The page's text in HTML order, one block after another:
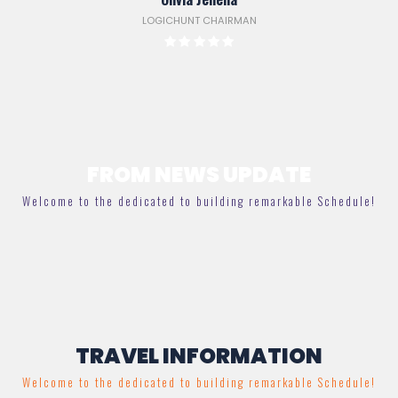
LOGICHUNT CHAIRMAN
Welcome to the dedicated to building remarkable Schedule!
TRAVEL INFORMATION
Welcome to the dedicated to building remarkable Schedule!